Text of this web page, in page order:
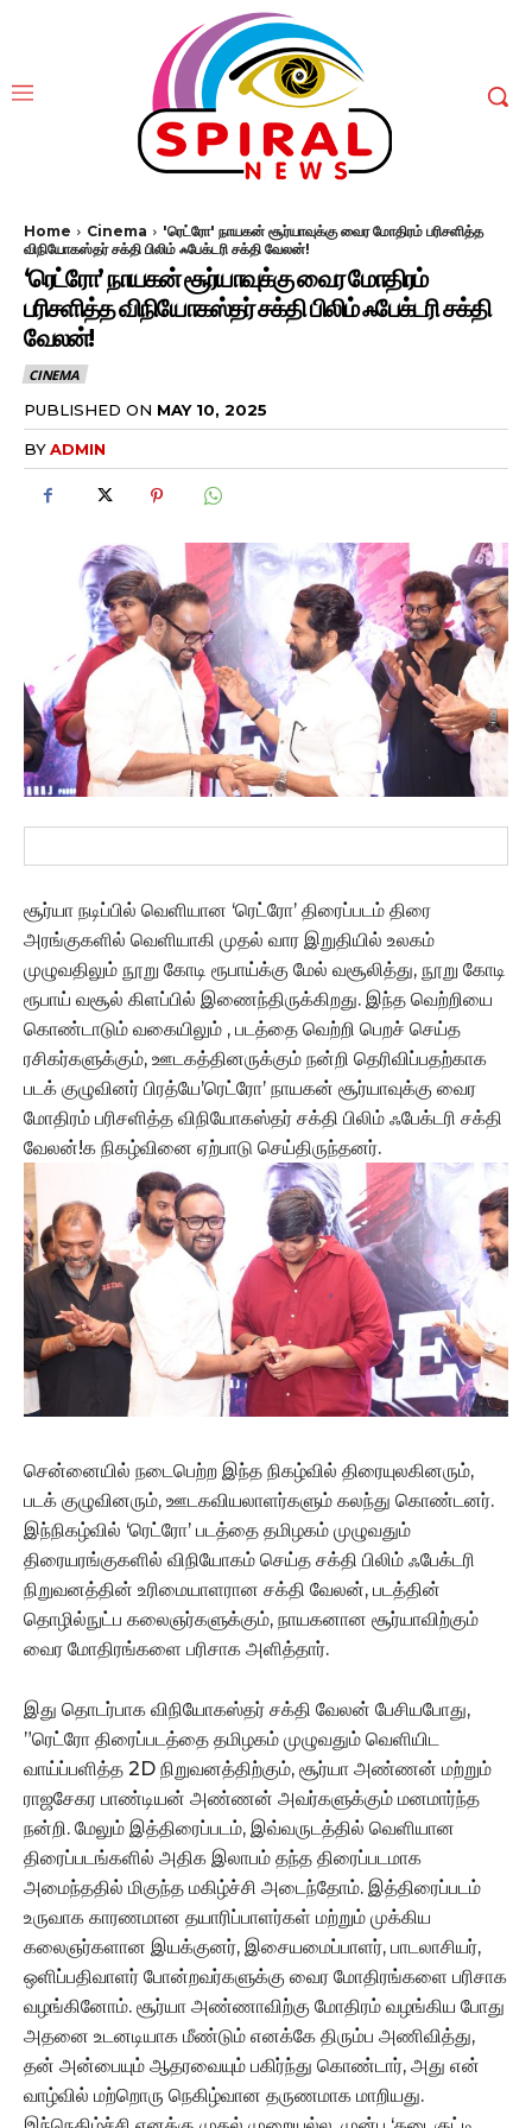
Home Cinema
'ரெட்ரோ' நாயகன் சூர்யாவுக்கு வைர மோதிரம் பரிசளித்த
விநியோகஸ்தர் சக்தி பிலிம் ஃபேக்டரி சக்தி வேலன்!
‘ரெட்ரோ’ நாயகன் சூர்யாவுக்கு வைர மோதிரம்
பரிசளித்த விநியோகஸ்தர் சக்தி பிலிம் ஃபேக்டரி சக்தி
வேலன்!
CINEMA
PUBLISHED ON MAY 10, 2025
BYADMIN
சூர்யா நடிப்பில் வெளியான ‘ரெட்ரோ’ திரைப்படம் திரை
அரங்குகளில் வெளியாகி முதல் வார இறுதியில் உலகம்
முழுவதிலும் நூறு கோடி ரூபாய்க்கு மேல் வசூலித்து, நூறு கோடி
ரூபாய் வசூல் கிளப்பில் இணைந்திருக்கிறது. இந்த வெற்றியை
கொண்டாடும் வகையிலும் , படத்தை வெற்றி பெறச் செய்த
ரசிகர்களுக்கும், ஊடகத்தினருக்கும் நன்றி தெரிவிப்பதற்காக
படக் குழுவினர் பிரத்யே’ரெட்ரோ’ நாயகன் சூர்யாவுக்கு வைர
மோதிரம் பரிசளித்த விநியோகஸ்தர் சக்தி பிலிம் ஃபேக்டரி சக்தி
வேலன்!க நிகழ்வினை ஏற்பாடு செய்திருந்தனர்.
சென்னையில் நடைபெற்ற இந்த நிகழ்வில் திரையுலகினரும்,
படக் குழுவினரும், ஊடகவியலாளர்களும் கலந்து கொண்டனர்.
இந்நிகழ்வில் ‘ரெட்ரோ’ படத்தை தமிழகம் முழுவதும்
திரையரங்குகளில் விநியோகம் செய்த சக்தி பிலிம் ஃபேக்டரி
நிறுவனத்தின் உரிமையாளரான சக்தி வேலன், படத்தின்
தொழில்நுட்ப கலைஞர்களுக்கும், நாயகனான சூர்யாவிற்கும்
வைர மோதிரங்களை பரிசாக அளித்தார்.
இது தொடர்பாக விநியோகஸ்தர் சக்தி வேலன் பேசியபோது,
”ரெட்ரோ திரைப்படத்தை தமிழகம் முழுவதும் வெளியிட
வாய்ப்பளித்த 2D நிறுவனத்திற்கும், சூர்யா அண்ணன் மற்றும்
ராஜசேகர பாண்டியன் அண்ணன் அவர்களுக்கும் மனமார்ந்த
நன்றி. மேலும் இத்திரைப்படம், இவ்வருடத்தில் வெளியான
திரைப்படங்களில் அதிக இலாபம் தந்த திரைப்படமாக
அமைந்ததில் மிகுந்த மகிழ்ச்சி அடைந்தோம். இத்திரைப்படம்
உருவாக காரணமான தயாரிப்பாளர்கள் மற்றும் முக்கிய
கலைஞர்களான இயக்குனர், இசையமைப்பாளர், பாடலாசியர்,
ஒளிப்பதிவாளர் போன்றவர்களுக்கு வைர மோதிரங்களை பரிசாக
வழங்கினோம். சூர்யா அண்ணாவிற்கு மோதிரம் வழங்கிய போது
அதனை உடனடியாக மீண்டும் எனக்கே திரும்ப அணிவித்து,
தன் அன்பையும் ஆதரவையும் பகிர்ந்து கொண்டார், அது என்
வாழ்வில் மற்றொரு நெகிழ்வான தருணமாக மாறியது.